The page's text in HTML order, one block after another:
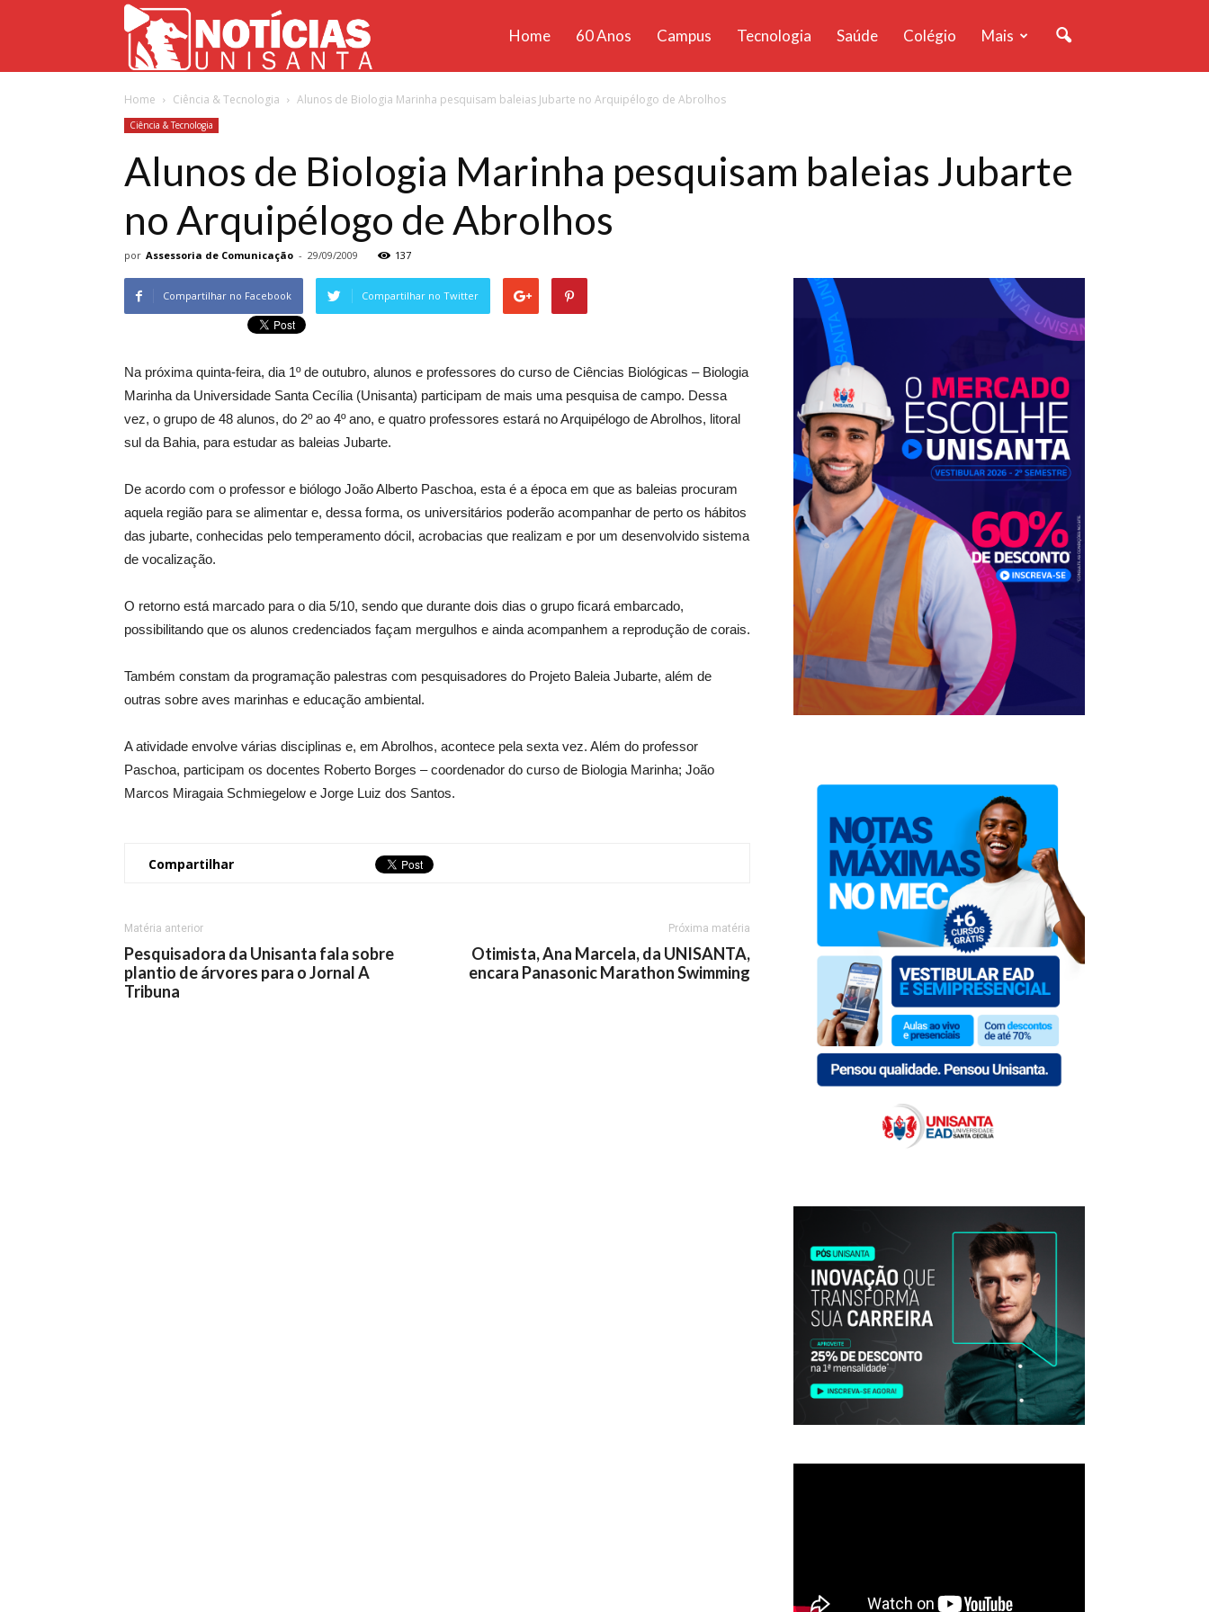
Unisanta
Home 60 Anos Campus Tecnologia Saúde Colégio Mais
Home Ciência & Tecnologia Alunos de Biologia Marinha pesquisam baleias Jubarte no Arquipélogo de Abrolhos
Ciência & Tecnologia
Alunos de Biologia Marinha pesquisam baleias Jubarte
no Arquipélogo de Abrolhos
por Assessoria de Comunicação - 29/09/2009 137
Compartilhar no Facebook Compartilhar no Twitter
Na próxima quinta-feira, dia 1º de outubro, alunos e professores do curso de Ciências Biológicas – Biologia
Marinha da Universidade Santa Cecília (Unisanta) participam de mais uma pesquisa de campo. Dessa
vez, o grupo de 48 alunos, do 2º ao 4º ano, e quatro professores estará no Arquipélogo de Abrolhos, litoral
sul da Bahia, para estudar as baleias Jubarte.
De acordo com o professor e biólogo João Alberto Paschoa, esta é a época em que as baleias procuram
aquela região para se alimentar e, dessa forma, os universitários poderão acompanhar de perto os hábitos
das jubarte, conhecidas pelo temperamento dócil, acrobacias que realizam e por um desenvolvido sistema
de vocalização.
O retorno está marcado para o dia 5/10, sendo que durante dois dias o grupo ficará embarcado,
possibilitando que os alunos credenciados façam mergulhos e ainda acompanhem a reprodução de corais.
Também constam da programação palestras com pesquisadores do Projeto Baleia Jubarte, além de
outras sobre aves marinhas e educação ambiental.
A atividade envolve várias disciplinas e, em Abrolhos, acontece pela sexta vez. Além do professor
Paschoa, participam os docentes Roberto Borges – coordenador do curso de Biologia Marinha; João
Marcos Miragaia Schmiegelow e Jorge Luiz dos Santos.
Compartilhar
Matéria anterior
Pesquisadora da Unisanta fala sobre
plantio de árvores para o Jornal A
Tribuna
Próxima matéria
Otimista, Ana Marcela, da UNISANTA,
encara Panasonic Marathon Swimming